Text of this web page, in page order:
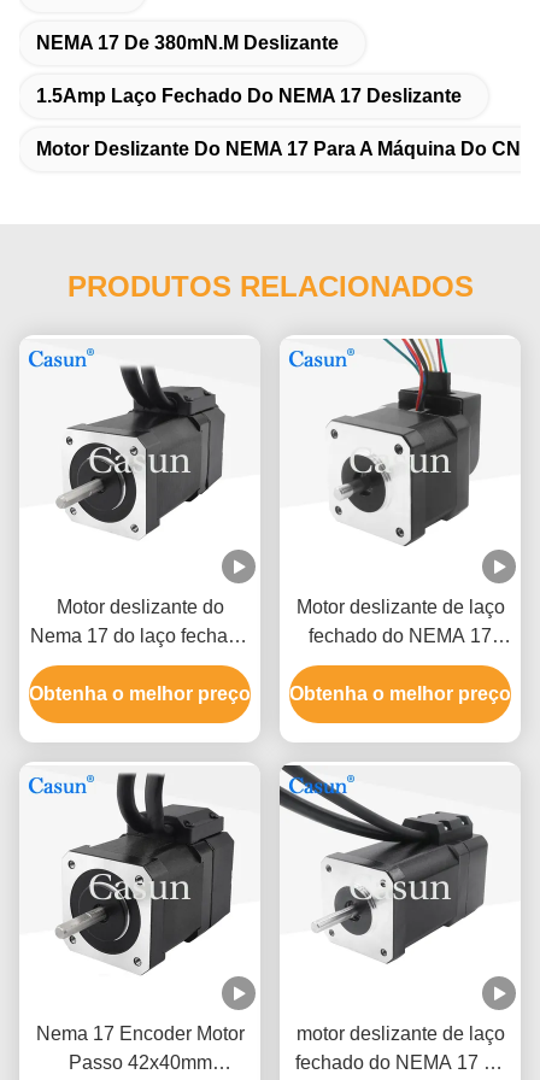
NEMA 17 De 380mN.M Deslizante
1.5Amp Laço Fechado Do NEMA 17 Deslizante
Motor Deslizante Do NEMA 17 Para A Máquina Do CNC
PRODUTOS RELACIONADOS
Motor deslizante do
Nema 17 do laço fechado
de Casun 1.5A com
codificador 860mN.M
Obtenha o melhor preço
Motor deslizante de laço
fechado do NEMA 17
com codificador
42x42x38mm 380m.N
1.5A para o grupo do
Obtenha o melhor preço
Nema 17 Encoder Motor
Passo 42x40mm
motor deslizante de laço
fechado do NEMA 17 de